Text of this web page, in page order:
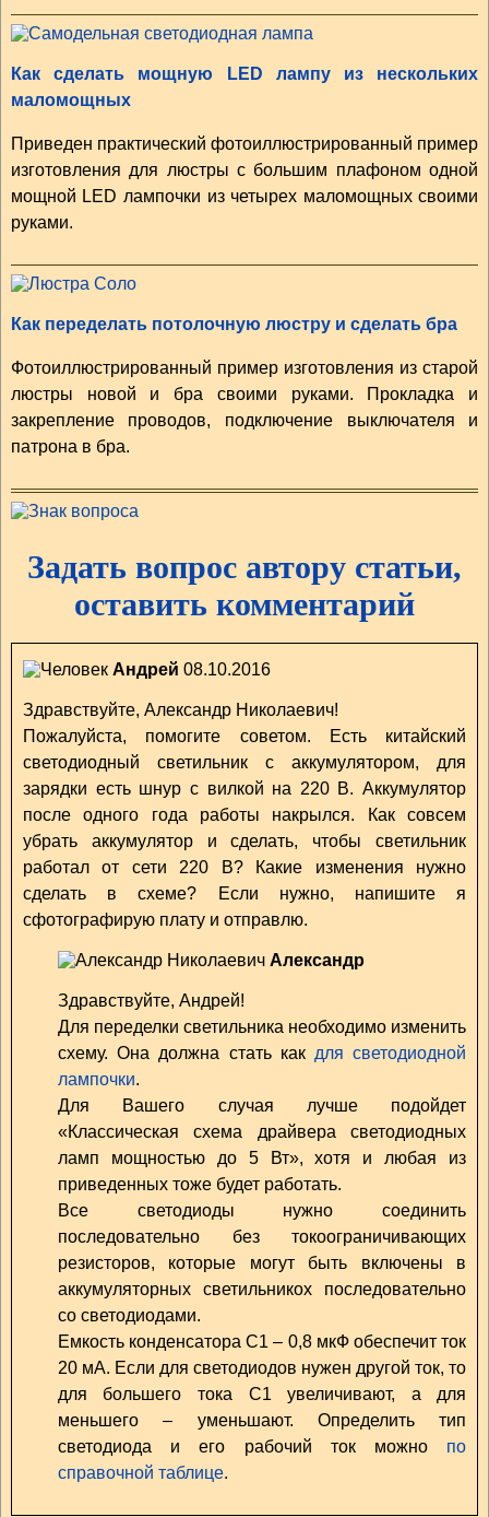
Как сделать мощную LED лампу из нескольких
маломощных
Приведен практический фотоиллюстрированный пример
изготовления для люстры с большим плафоном одной
мощной LED лампочки из четырех маломощных своими
руками.
Как переделать потолочную люстру и сделать бра
Фотоиллюстрированный пример изготовления из старой
люстры новой и бра своими руками. Прокладка и
закрепление проводов, подключение выключателя и
патрона в бра.
Задать вопрос автору статьи,
оставить комментарий
Андрей 08.10.2016
Здравствуйте, Александр Николаевич!
Пожалуйста, помогите советом. Есть китайский
светодиодный светильник с аккумулятором, для
зарядки есть шнур с вилкой на 220 В. Аккумулятор
после одного года работы накрылся. Как совсем
убрать аккумулятор и сделать, чтобы светильник
работал от сети 220 В? Какие изменения нужно
сделать в схеме? Если нужно, напишите я
сфотографирую плату и отправлю.
Александр
Здравствуйте, Андрей!
Для переделки светильника необходимо изменить
схему. Она должна стать как для светодиодной
лампочки.
Для Вашего случая лучше подойдет
«Классическая схема драйвера светодиодных
ламп мощностью до 5 Вт», хотя и любая из
приведенных тоже будет работать.
Все светодиоды нужно соединить
последовательно без токоограничивающих
резисторов, которые могут быть включены в
аккумуляторных светильникох последовательно
со светодиодами.
Емкость конденсатора С1 – 0,8 мкФ обеспечит ток
20 мА. Если для светодиодов нужен другой ток, то
для большего тока С1 увеличивают, а для
меньшего – уменьшают. Определить тип
светодиода и его рабочий ток можно по
справочной таблице.